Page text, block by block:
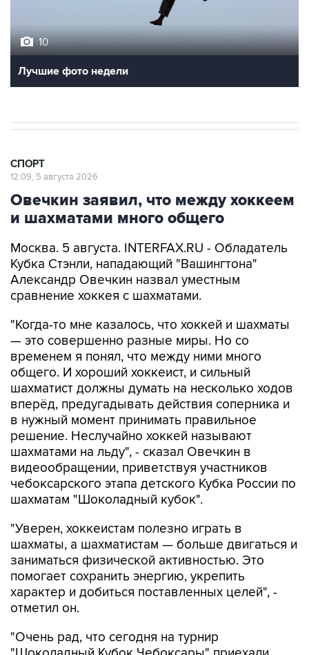
10
Лучшие фото недели
СПОРТ
12:09, 5 августа 2026
Овечкин заявил, что между хоккеем
и шахматами много общего
Москва. 5 августа. INTERFAX.RU - Обладатель
Кубка Стэнли, нападающий "Вашингтона"
Александр Овечкин назвал уместным
сравнение хоккея с шахматами.
"Когда-то мне казалось, что хоккей и шахматы
— это совершенно разные миры. Но со
временем я понял, что между ними много
общего. И хороший хоккеист, и сильный
шахматист должны думать на несколько ходов
вперёд, предугадывать действия соперника и
в нужный момент принимать правильное
решение. Неслучайно хоккей называют
шахматами на льду", - сказал Овечкин в
видеообращении, приветствуя участников
чебоксарского этапа детского Кубка России по
шахматам "Шоколадный кубок".
"Уверен, хоккеистам полезно играть в
шахматы, а шахматистам — больше двигаться и
заниматься физической активностью. Это
помогает сохранить энергию, укрепить
характер и добиться поставленных целей", -
отметил он.
"Очень рад, что сегодня на турнир